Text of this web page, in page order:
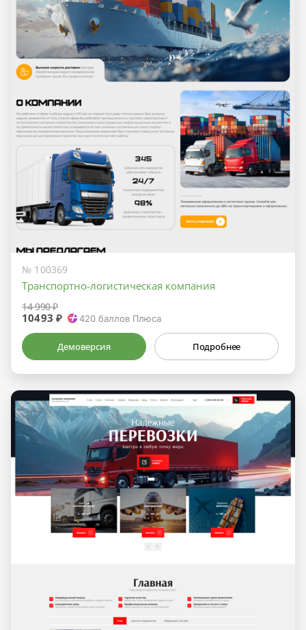
№ 100369
Транспортно-логистическая компания
14 990 ₽
10493 ₽ 420 баллов Плюса
Демоверсия Подробнее